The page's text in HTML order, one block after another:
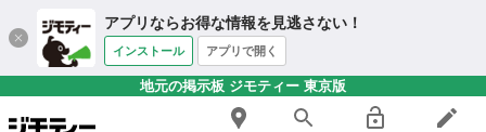
アプリならお得な情報を見逃さない！
インストール アプリで開く
地元の掲示板 ジモティー 東京版